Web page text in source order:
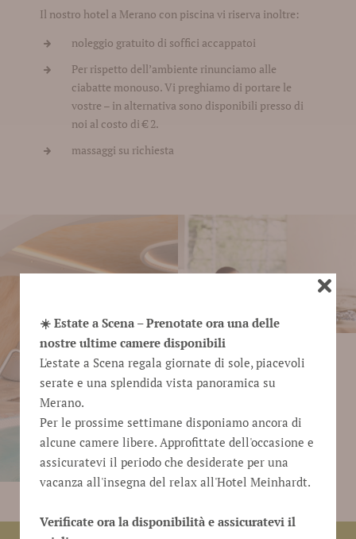
☀️ Estate a Scena – Prenotate ora una delle
nostre ultime camere disponibili
L'estate a Scena regala giornate di sole, piacevoli
serate e una splendida vista panoramica su
Merano.
Per le prossime settimane disponiamo ancora di
alcune camere libere. Approfittate dell'occasione e
assicuratevi il periodo che desiderate per una
vacanza all'insegna del relax all'Hotel Meinhardt.
Verificate ora la disponibilità e assicuratevi il
Il nostro hotel a Merano con piscina vi riserva inoltre:
noleggio gratuito di soffici accappatoi
Per rispetto dell’ambiente rinunciamo alle
ciabatte monouso. Vi preghiamo di portare le
vostre – in alternativa sono disponibili presso di
noi al costo di € 2.
massaggi su richiesta